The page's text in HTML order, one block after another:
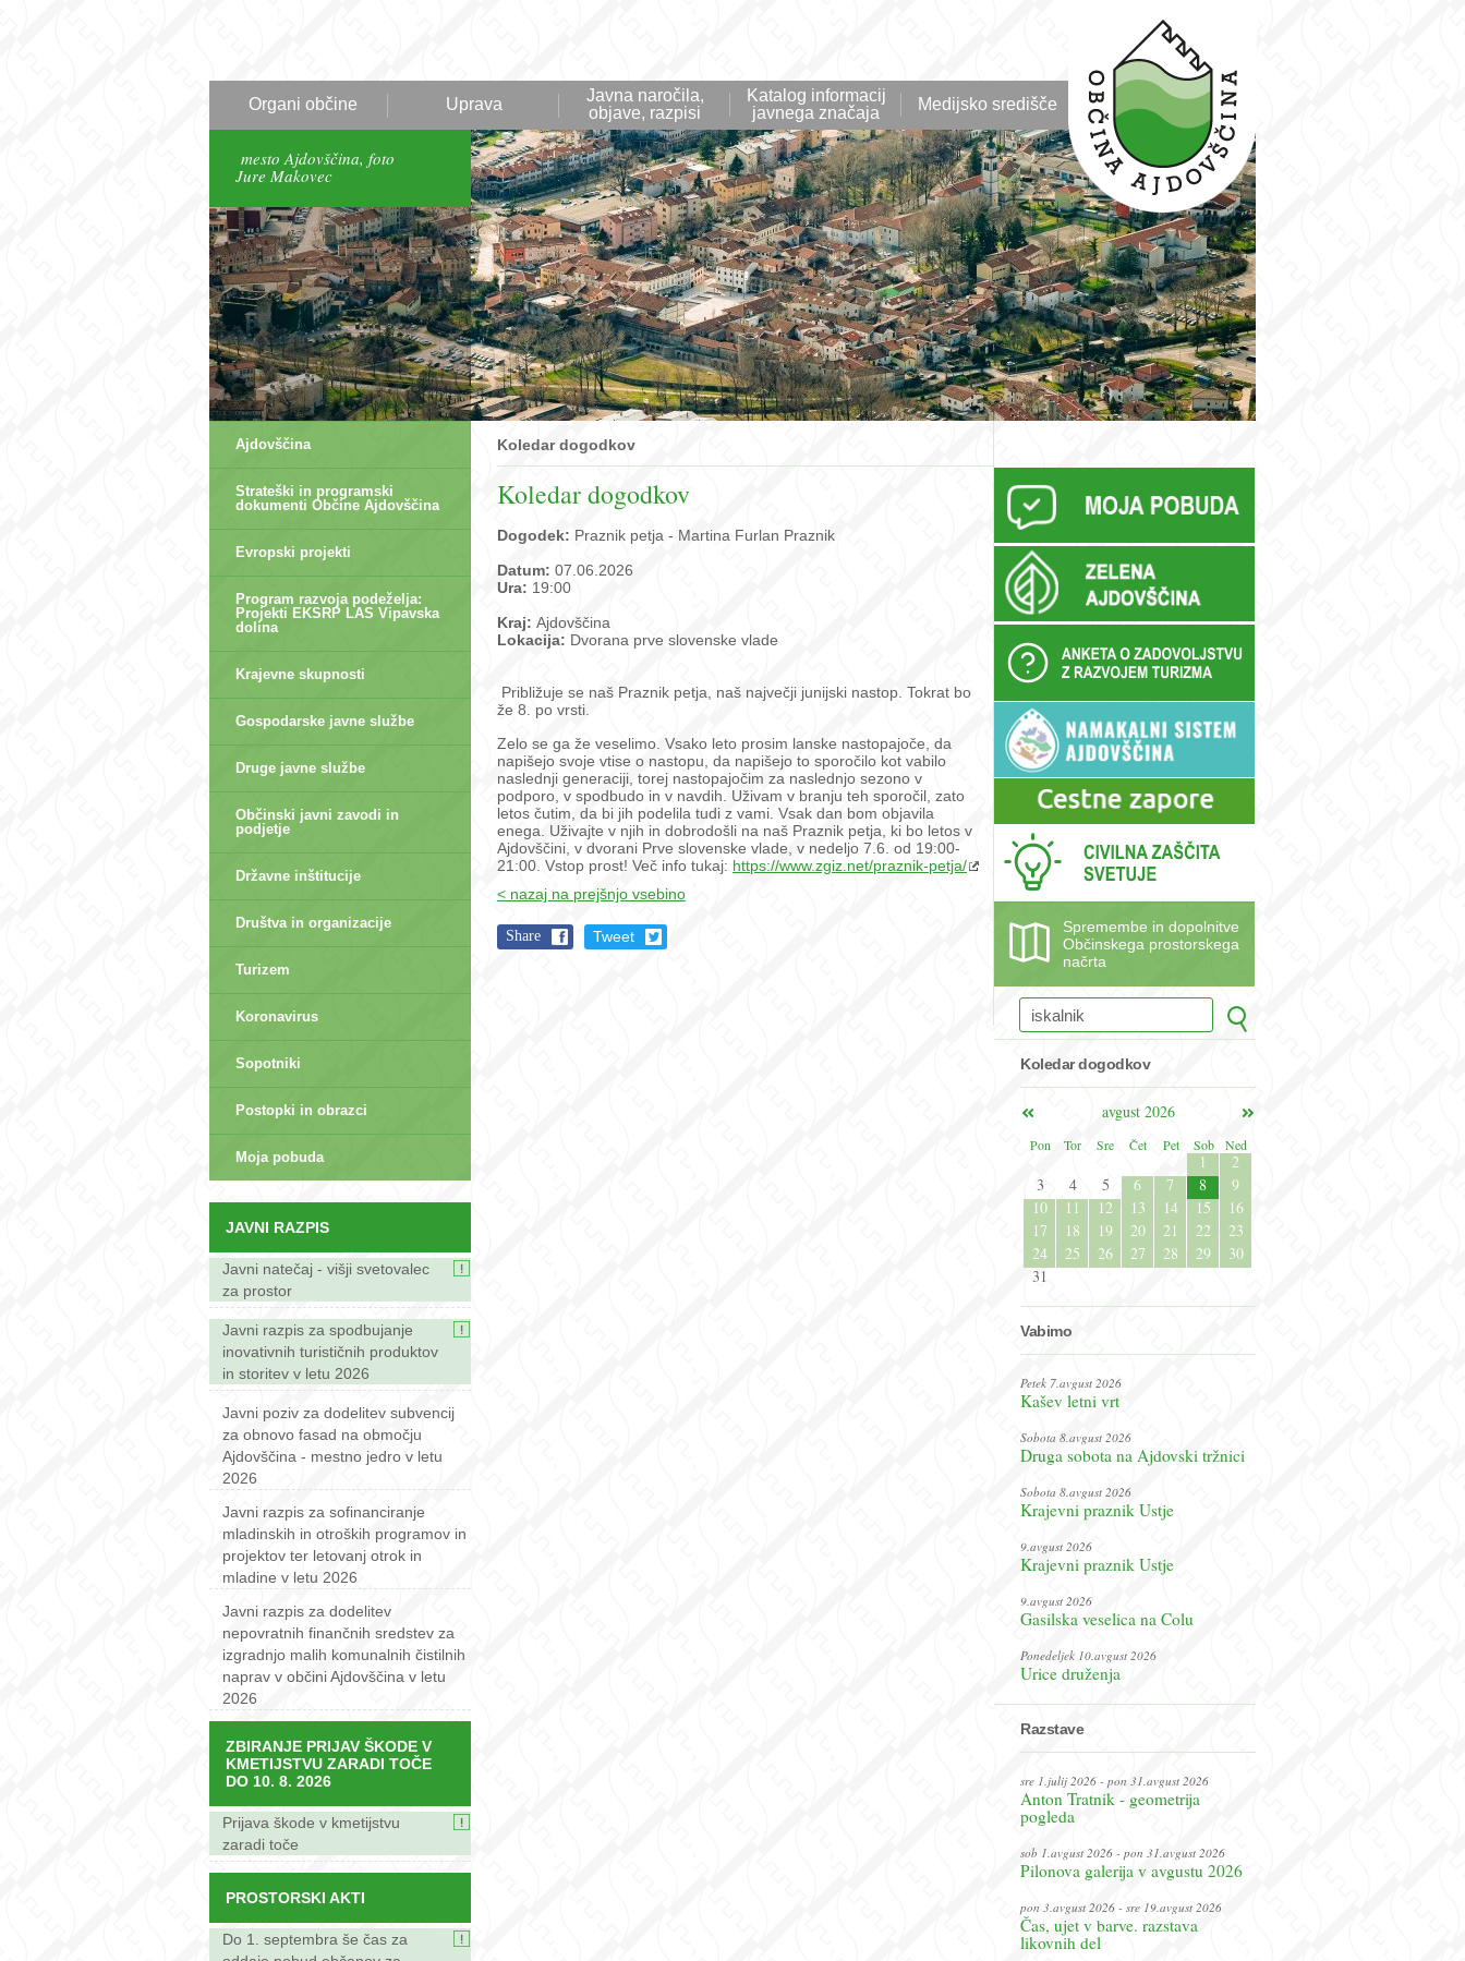
Organi občine Uprava
Javna naročila,
objave, razpisi
Katalog informacij
javnega značaja
Medijsko središče
mesto Ajdovščina, foto
Jure Makovec
Ajdovščina
Strateški in programski
dokumenti Občine Ajdovščina
Evropski projekti
Program razvoja podeželja:
Projekti EKSRP LAS Vipavska
dolina
Krajevne skupnosti
Gospodarske javne službe
Druge javne službe
Občinski javni zavodi in
podjetje
Državne inštitucije
Društva in organizacije
Turizem
Koronavirus
Sopotniki
Postopki in obrazci
Moja pobuda
JAVNI RAZPIS
Javni natečaj - višji svetovalec
za prostor
Javni razpis za spodbujanje
inovativnih turističnih produktov
in storitev v letu 2026
Javni poziv za dodelitev subvencij
za obnovo fasad na območju
Ajdovščina - mestno jedro v letu
2026
Javni razpis za sofinanciranje
mladinskih in otroških programov in
projektov ter letovanj otrok in
mladine v letu 2026
Javni razpis za dodelitev
nepovratnih finančnih sredstev za
izgradnjo malih komunalnih čistilnih
naprav v občini Ajdovščina v letu
2026
ZBIRANJE PRIJAV ŠKODE V
KMETIJSTVU ZARADI TOČE
DO 10. 8. 2026
Prijava škode v kmetijstvu
zaradi toče
PROSTORSKI AKTI
Do 1. septembra še čas za
Koledar dogodkov
Koledar dogodkov
Dogodek: Praznik petja - Martina Furlan Praznik
Datum: 07.06.2026
Ura: 19:00
Kraj: Ajdovščina
Lokacija: Dvorana prve slovenske vlade
Približuje se naš Praznik petja, naš največji junijski nastop. Tokrat bo
že 8. po vrsti.
Zelo se ga že veselimo. Vsako leto prosim lanske nastopajoče, da
napišejo svoje vtise o nastopu, da napišejo to sporočilo kot vabilo
naslednji generaciji, torej nastopajočim za naslednjo sezono v
podporo, v spodbudo in v navdih. Uživam v branju teh sporočil, zato
letos čutim, da bi jih podelila tudi z vami. Vsak dan bom objavila
enega. Uživajte v njih in dobrodošli na naš Praznik petja, ki bo letos v
Ajdovščini, v dvorani Prve slovenske vlade, v nedeljo 7.6. od 19:00-
21:00. Vstop prost! Več info tukaj: https://www.zgiz.net/praznik-petja/
< nazaj na prejšnjo vsebino
Share Tweet
Spremembe in dopolnitve
Občinskega prostorskega
načrta
Koledar dogodkov
avgust 2026
Pon
Tor Sre Čet Pet Sob Ned
1
2
3
4 5 6 7 8
9
10
11 12 13 14 15
16
17
18 19 20 21 22
23
24
25 26 27 28 29
30
31
Vabimo
Petek 7.avgust 2026
Kašev letni vrt
Sobota 8.avgust 2026
Druga sobota na Ajdovski tržnici
Sobota 8.avgust 2026
Krajevni praznik Ustje
9.avgust 2026
Krajevni praznik Ustje
9.avgust 2026
Gasilska veselica na Colu
Ponedeljek 10.avgust 2026
Urice druženja
Razstave
sre 1.julij 2026 - pon 31.avgust 2026
Anton Tratnik - geometrija
pogleda
sob 1.avgust 2026 - pon 31.avgust 2026
Pilonova galerija v avgustu 2026
pon 3.avgust 2026 - sre 19.avgust 2026
Čas, ujet v barve. razstava
likovnih del